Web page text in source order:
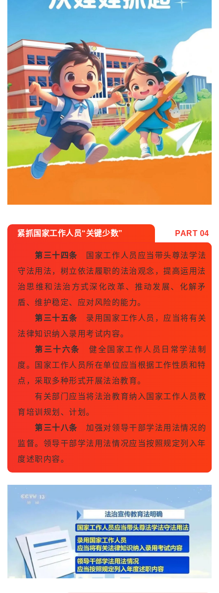
紧抓国家工作人员“关键少数” PART 04
第三十四条
国家工作人员应当带头尊法学法
守法用法，树立依法履职的法治观念，提高运用法
治思维和法治方式深化改革、推动发展、化解矛
盾、维护稳定、应对风险的能力。
第三十五条
录用国家工作人员，应当将有关
法律知识纳入录用考试内容。
第三十六条
健全国家工作人员日常学法制
度。国家工作人员所在单位应当根据工作性质和特
点，采取多种形式开展法治教育。
有关部门应当将法治教育纳入国家工作人员教
育培训规划、计划。
第三十八条
加强对领导干部学法用法情况的
监督。领导干部学法用法情况应当按照规定列入年
度述职内容。